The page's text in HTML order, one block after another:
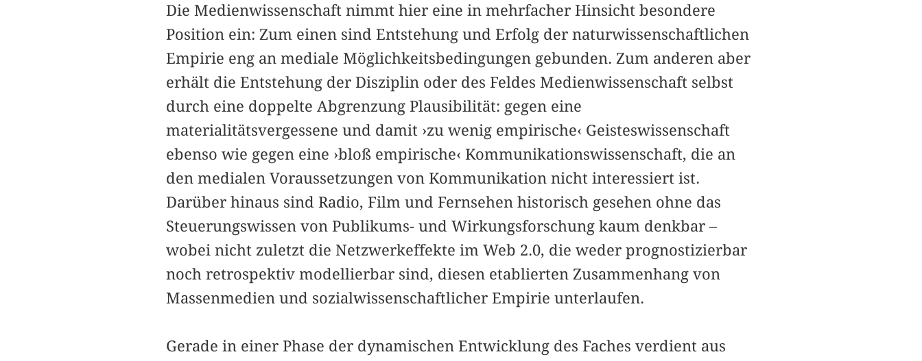
Die Medienwissenschaft nimmt hier eine in mehrfacher Hinsicht besondere
Position ein: Zum einen sind Entstehung und Erfolg der naturwissenschaftlichen
Empirie eng an mediale Möglichkeitsbedingungen gebunden. Zum anderen aber
erhält die Entstehung der Disziplin oder des Feldes Medienwissenschaft selbst
durch eine doppelte Abgrenzung Plausibilität: gegen eine
materialitätsvergessene und damit ›zu wenig empirische‹ Geisteswissenschaft
ebenso wie gegen eine ›bloß empirische‹ Kommunikationswissenschaft, die an
den medialen Voraussetzungen von Kommunikation nicht interessiert ist.
Darüber hinaus sind Radio, Film und Fernsehen historisch gesehen ohne das
Steuerungswissen von Publikums- und Wirkungsforschung kaum denkbar –
wobei nicht zuletzt die Netzwerkeffekte im Web 2.0, die weder prognostizierbar
noch retrospektiv modellierbar sind, diesen etablierten Zusammenhang von
Massenmedien und sozialwissenschaftlicher Empirie unterlaufen.
Gerade in einer Phase der dynamischen Entwicklung des Faches verdient aus